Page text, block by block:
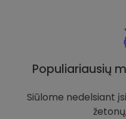
Populiariausių
Siūlome nedelsiant